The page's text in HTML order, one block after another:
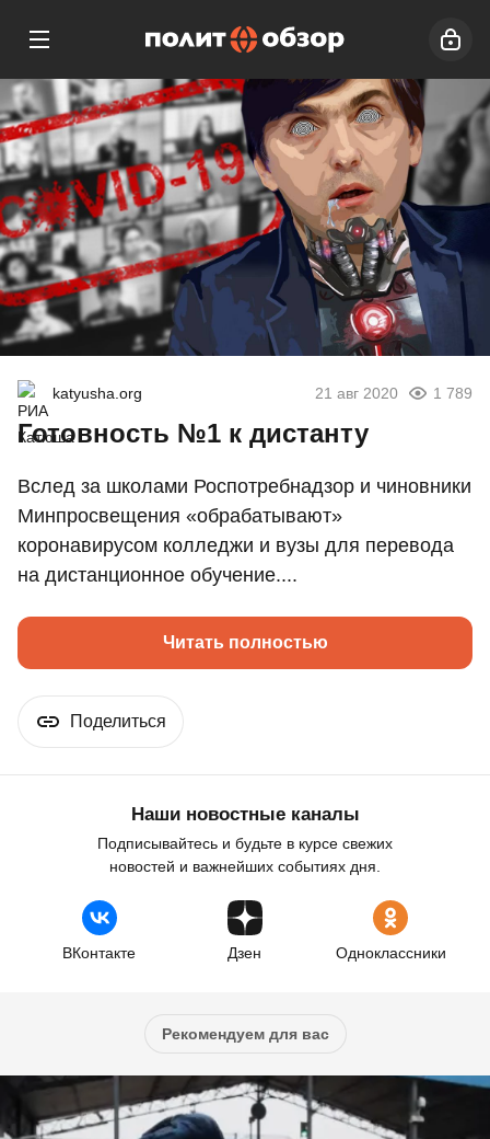
katyusha.org 21 авг 2020 1 789
Готовность №1 к дистанту
Вслед за школами Роспотребнадзор и чиновники
Минпросвещения «обрабатывают»
коронавирусом колледжи и вузы для перевода
на дистанционное обучение....
Читать полностью
Поделиться
Наши новостные каналы
Подписывайтесь и будьте в курсе свежих
новостей и важнейших событиях дня.
ВКонтакте Дзен Одноклассники
Рекомендуем для вас